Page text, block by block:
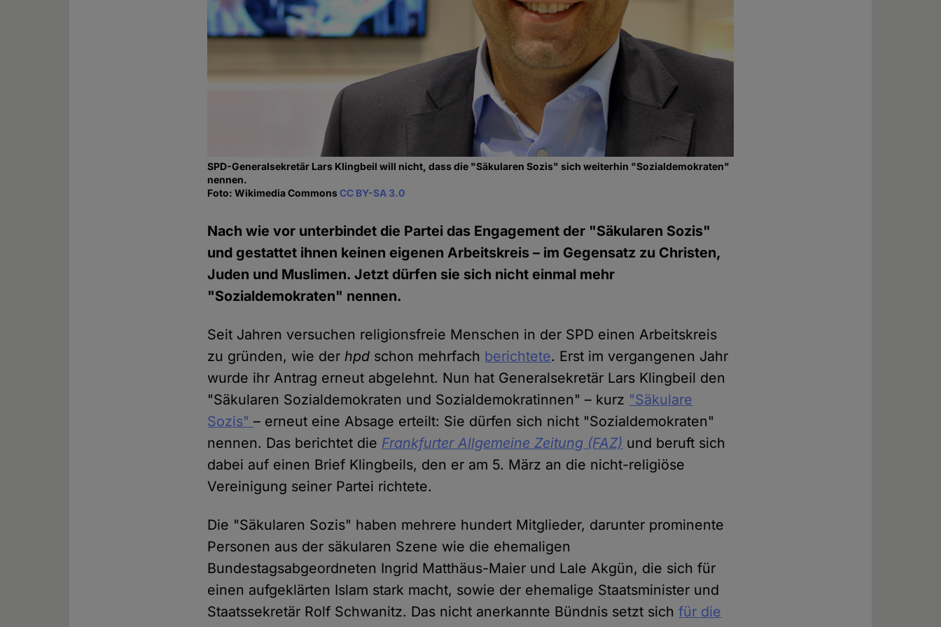
SPD-Generalsekretär Lars Klingbeil will nicht, dass die "Säkularen Sozis" sich weiterhin "Sozialdemokraten"
nennen.
Foto: Wikimedia CommonsCC BY-SA 3.0
Nach wie vor unterbindet die Partei das Engagement der "Säkularen Sozis"
und gestattet ihnen keinen eigenen Arbeitskreis – im Gegensatz zu Christen,
Juden und Muslimen. Jetzt dürfen sie sich nicht einmal mehr
"Sozialdemokraten" nennen.
Seit Jahren versuchen religionsfreie Menschen in der SPD einen Arbeitskreis
zu gründen, wie derhpd schon mehrfach berichtete. Erst im vergangenen Jahr
wurde ihr Antrag erneut abgelehnt. Nun hat Generalsekretär Lars Klingbeil den
"Säkularen Sozialdemokraten und Sozialdemokratinnen" – kurz "Säkulare
Sozis"– erneut eine Absage erteilt: Sie dürfen sich nicht "Sozialdemokraten"
nennen. Das berichtet die Frankfurter Allgemeine Zeitung (FAZ) und beruft sich
dabei auf einen Brief Klingbeils, den er am 5. März an die nicht-religiöse
Vereinigung seiner Partei richtete.
Die "Säkularen Sozis" haben mehrere hundert Mitglieder, darunter prominente
Personen aus der säkularen Szene wie die ehemaligen
Bundestagsabgeordneten Ingrid Matthäus-Maier und Lale Akgün, die sich für
einen aufgeklärten Islam stark macht, sowie der ehemalige Staatsminister und
Staatssekretär Rolf Schwanitz. Das nicht anerkannte Bündnis setzt sichfür die